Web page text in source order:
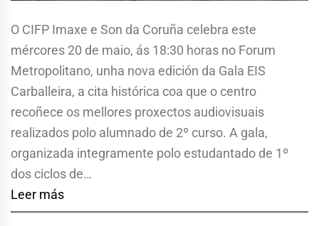
O CIFP Imaxe e Son da Coruña celebra este
mércores 20 de maio, ás 18:30 horas no Forum
Metropolitano, unha nova edición da Gala EIS
Carballeira, a cita histórica coa que o centro
recoñece os mellores proxectos audiovisuais
realizados polo alumnado de 2º curso. A gala,
organizada integramente polo estudantado de 1º
dos ciclos de…
Leer más